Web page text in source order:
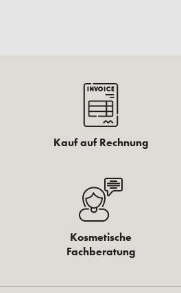
Kauf auf Rechnung
Kosmetische
Fachberatung